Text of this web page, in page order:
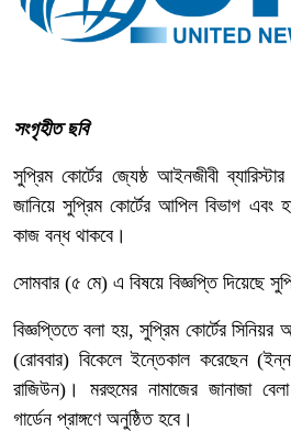
সংগৃহীত ছবি
সুপ্রিম কোর্টের জ্যেষ্ঠ আইনজীবী
জানিয়ে সুপ্রিম কোর্টের আপিল বিভাগ এবং
কাজ বন্ধ থাকবে।
সোমবার (৫ মে) এ বিষয়ে বিজ্ঞপ্তি দিয়েছে
বিজ্ঞপ্তিতে বলা হয়, সুপ্রিম কোর্টের
(রোববার) বিকেলে ইন্তেকাল করেছেন
রাজিউন)। মরহুমের নামাজের জানাজা
গার্ডেন প্রাঙ্গণে অনুষ্ঠিত হবে।